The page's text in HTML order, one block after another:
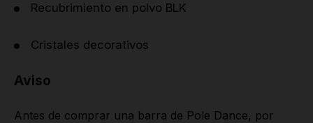
Recubrimiento en polvo BLK
Cristales decorativos
Aviso
Antes de comprar una barra de Pole Dance, por